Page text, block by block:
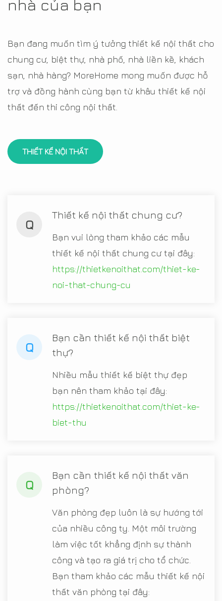
nhà của bạn
Bạn đang muốn tìm ý tưởng thiết kế nội thất cho
chung cư, biệt thự, nhà phố, nhà liền kề, khách
sạn, nhà hàng? MoreHome mong muốn được hỗ
trợ và đồng hành cùng bạn từ khâu thiết kế nội
thất đến thi công nội thất.
THIẾT KẾ NỘI THẤT
Q
Thiết kế nội thất chung cư?
Bạn vui lòng tham khảo các mẫu
thiết kế nội thất chung cư tại đây:
https://thietkenoithat.com/thiet-ke-
noi-that-chung-cu
Q
Bạn cần thiết kế nội thất biệt
thự?
Nhiều mẫu thiết kế biệt thự đẹp
bạn nên tham khảo tại đây:
https://thietkenoithat.com/thiet-ke-
biet-thu
Q
Bạn cần thiết kế nội thất văn
phòng?
Văn phòng đẹp luôn là sự hướng tới
của nhiều công ty. Một môi trường
làm việc tốt khẳng định sự thành
công và tạo ra giá trị cho tổ chức.
Bạn tham khảo các mẫu thiết kế nội
thất văn phòng tại đây: